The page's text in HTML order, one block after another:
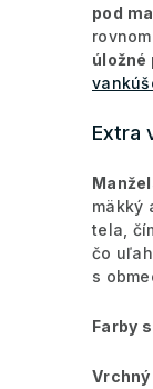
pod
úložné
Extra
mäkký
tela,
čo
s
Farby
Vrchný